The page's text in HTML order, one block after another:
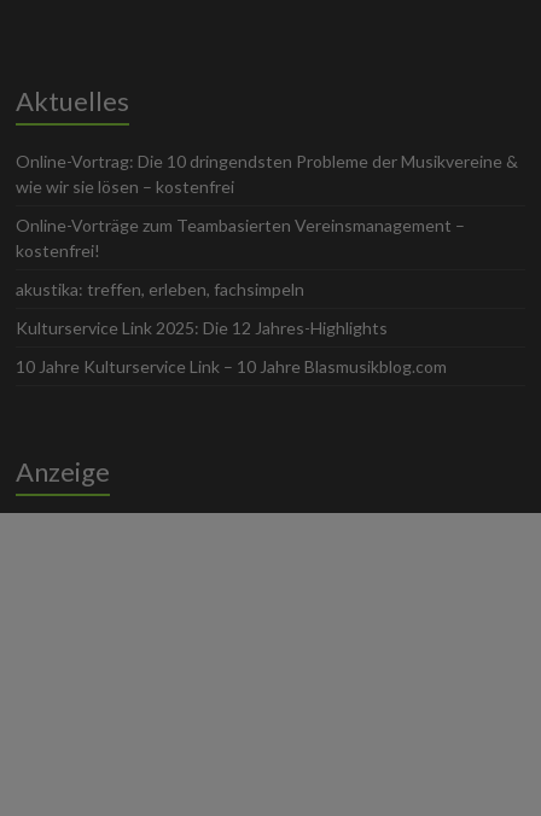
Aktuelles
Online-Vortrag: Die 10 dringendsten Probleme der Musikvereine &
wie wir sie lösen – kostenfrei
Online-Vorträge zum Teambasierten Vereinsmanagement –
kostenfrei!
akustika: treffen, erleben, fachsimpeln
Kulturservice Link 2025: Die 12 Jahres-Highlights
10 Jahre Kulturservice Link – 10 Jahre Blasmusikblog.com
Anzeige